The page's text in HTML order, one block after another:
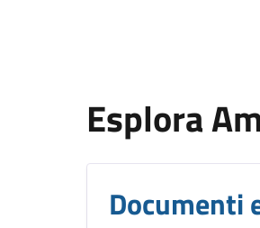
Esplora
Documenti